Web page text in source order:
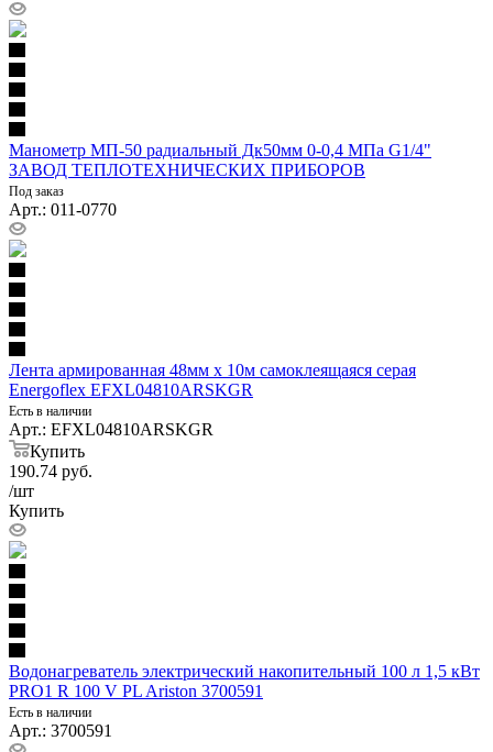
Манометр МП-50 радиальный Дк50мм 0-0,4 МПа G1/4"
ЗАВОД ТЕПЛОТЕХНИЧЕСКИХ ПРИБОРОВ
Под заказ
Арт.: 011-0770
Лента армированная 48мм х 10м самоклеящаяся серая
Energoflex EFXL04810ARSKGR
Есть в наличии
Арт.: EFXL04810ARSKGR
Купить
190.74 руб.
/шт
Купить
Водонагреватель электрический накопительный 100 л 1,5 кВт
PRO1 R 100 V PL Ariston 3700591
Есть в наличии
Арт.: 3700591